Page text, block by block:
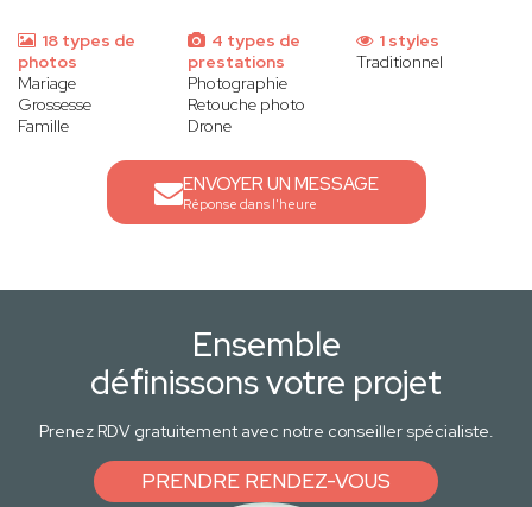
18 types de
photos
Mariage
Grossesse
Famille
4 types de
prestations
Photographie
Retouche photo
Drone
1 styles
Traditionnel
ENVOYER UN MESSAGE
Réponse dans l'heure
Ensemble
définissons votre projet
Prenez RDV gratuitement avec notre conseiller spécialiste.
PRENDRE RENDEZ-VOUS